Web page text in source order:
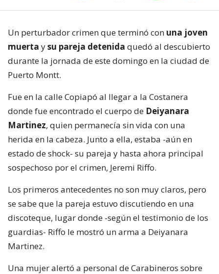
Un perturbador crimen que terminó con una joven
muerta ysu pareja detenida quedó al descubierto
durante la jornada de este domingo en la ciudad de
Puerto Montt.
Fue en la calle Copiapó al llegar a la Costanera
donde fue encontrado el cuerpo de Deiyanara
Martinez, quien permanecía sin vida con una
herida en la cabeza. Junto a ella, estaba -aún en
estado de shock- su pareja y hasta ahora principal
sospechoso por el crimen, Jeremi Riffo.
Los primeros antecedentes no son muy claros, pero
se sabe que la pareja estuvo discutiendo en una
discoteque, lugar donde -según el testimonio de los
guardias- Riffo le mostró un arma a Deiyanara
Martinez.
Una mujer alertó a personal de Carabineros sobre